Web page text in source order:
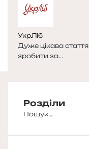
УкрЛіб
Дуже цікава
зробити за...
Розділи
Пошук: